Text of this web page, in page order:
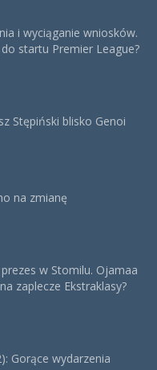
i wyciąganie wniosków.
startu Premier League?
Stępiński blisko Genoi
na zmianę
w Stomilu. Ojamaa
zaplecze Ekstraklasy?
Gorące wydarzenia